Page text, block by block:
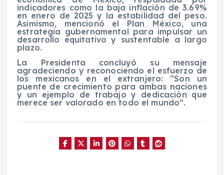
indicadores como la baja inflación de 3.69%
en enero de 2025 y la estabilidad del peso.
Asimismo, mencionó el Plan México, una
estrategia gubernamental para impulsar un
desarrollo equitativo y sustentable a largo
plazo.
La Presidenta concluyó su mensaje
agradeciendo y reconociendo el esfuerzo de
los mexicanos en el extranjero: “Son un
puente de crecimiento para ambas naciones
y un ejemplo de trabajo y dedicación que
merece ser valorado en todo el mundo”.